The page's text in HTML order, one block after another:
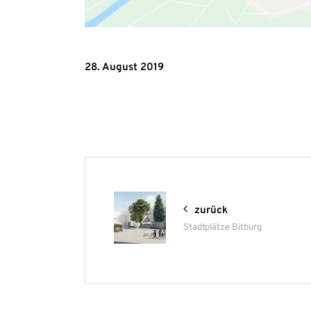
28. August 2019
zurück
Stadtplätze Bitburg